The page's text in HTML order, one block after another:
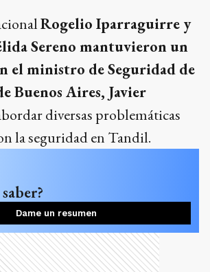
Rogelio Iparraguirre y
Sereno mantuvieron un
el ministro de Seguridad de
Buenos Aires, Javier
diversas problemáticas
la seguridad en Tandil.
Dame un resumen